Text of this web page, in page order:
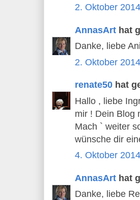
2. Oktober
AnnasArt hat
Danke, liebe
2. Oktober
renate50 hat
Hallo , liebe
mir ! Dein Blog
Mach ` weiter
wünsche dir
4. Oktober
AnnasArt hat
Danke, liebe